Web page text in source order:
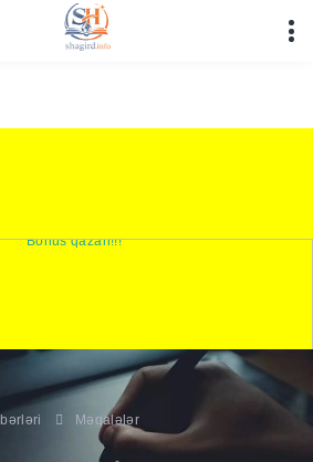
"HTTP_REFERER" in
articles/article_main_file.php
Məqalələr